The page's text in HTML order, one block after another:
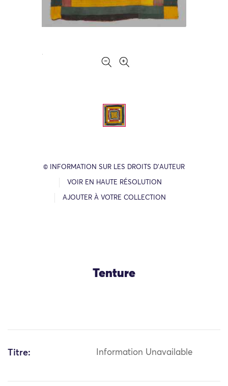
© INFORMATION SUR LES DROITS D’AUTEUR
VOIR EN HAUTE RÉSOLUTION
AJOUTER À VOTRE COLLECTION
Tenture
Titre: Information Unavailable